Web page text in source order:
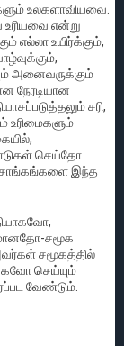
உலகளாவியவை.
என்று
எல்லா உயிர்க்கும்,
அனைவருக்கும்
நேரடியான
சரி,
உரிமைகளும்
செய்தோ
இந்த
சமூக
சமூகத்தில்
செய்யும்
வேண்டும்.